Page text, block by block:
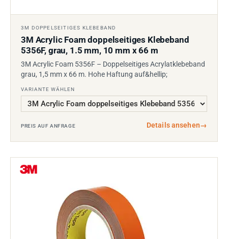
3M DOPPELSEITIGES KLEBEBAND
3M Acrylic Foam doppelseitiges Klebeband
5356F, grau, 1.5 mm, 10 mm x 66 m
3M Acrylic Foam 5356F – Doppelseitiges Acrylatklebeband
grau, 1,5 mm x 66 m. Hohe Haftung auf&hellip;
VARIANTE WÄHLEN
PREIS AUF ANFRAGE Details ansehen→